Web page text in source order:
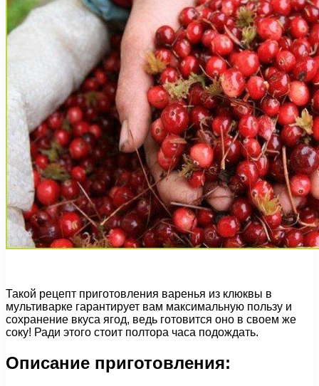
Такой рецепт приготовления варенья из клюквы в
мультиварке гарантирует вам максимальную пользу и
сохранение вкуса ягод, ведь готовится оно в своем же
соку! Ради этого стоит полтора часа подождать.
Описание приготовления: